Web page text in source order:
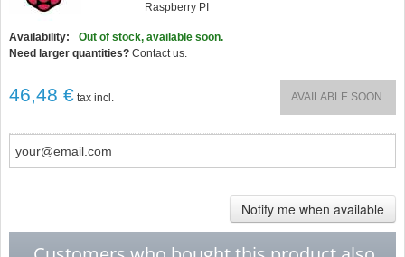
Raspberry PI
Availability:
Out of stock, available soon.
Need larger quantities?Contact us.
46,48 € tax incl. AVAILABLE SOON.
Notify me when available